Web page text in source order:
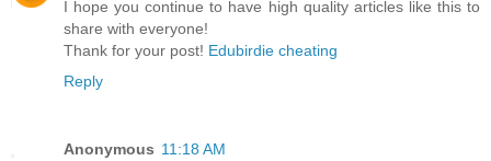
I hope you continue to have high quality articles like this to
share with everyone!
Thank for your post! Edubirdie cheating
Reply
Anonymous 11:18 AM